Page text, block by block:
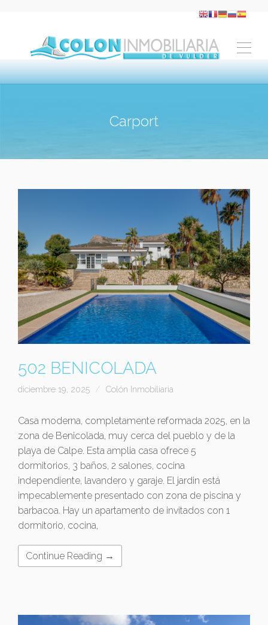
Carport
502 BENICOLADA
diciembre 19, 2025 Colón Inmobiliaria
Casa moderna, completamente reformada 2025, en la
zona de Benicolada, muy cerca del pueblo y de la
playa de Calpe. Esta amplia casa ofrece 5
dormitorios, 3 baños, 2 salones, cocina
independiente, lavandero y garaje. El jardin está
impecablemente presentado con zona de piscina y
barbacoa. Hay un apartamento de invitados con 1
dormitorio, cocina,
Continue Reading →